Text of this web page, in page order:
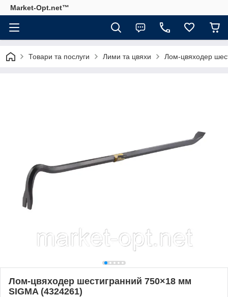
Market-Opt.net™
Товари та послуги Лими та цвяхи Лом-цвяходер
Лом-цвяходер шестигранний 750×18 мм
SIGMA (4324261)